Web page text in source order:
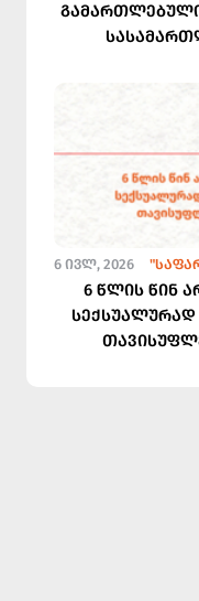
6 ᲘᲕᲚ, 2026
6 წლის წინ